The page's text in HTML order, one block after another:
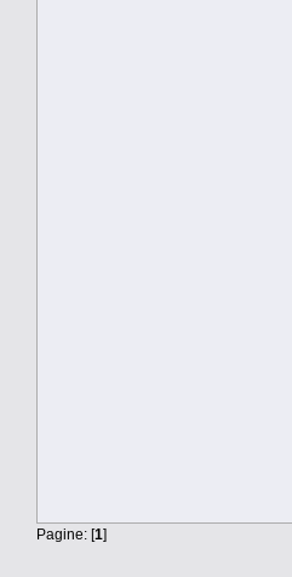
Pagine: [1]